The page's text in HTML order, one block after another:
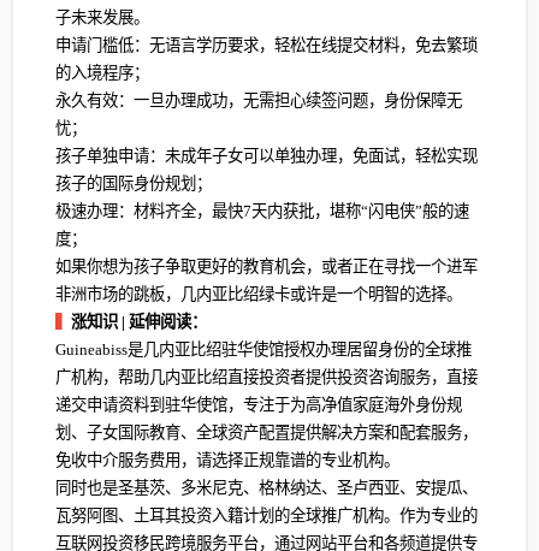
子未来发展。
申请门槛低：无语言学历要求，轻松在线提交材料，免去繁琐
的入境程序；
永久有效：一旦办理成功，无需担心续签问题，身份保障无
忧；
孩子单独申请：未成年子女可以单独办理，免面试，轻松实现
孩子的国际身份规划；
极速办理：材料齐全，最快7天内获批，堪称“闪电侠”般的速
度；
如果你想为孩子争取更好的教育机会，或者正在寻找一个进军
非洲市场的跳板，几内亚比绍绿卡或许是一个明智的选择。
涨知识 | 延伸阅读：
Guineabiss是几内亚比绍驻华使馆授权办理居留身份的全球推
广机构，帮助几内亚比绍直接投资者提供投资咨询服务，直接
递交申请资料到驻华使馆，专注于为高净值家庭海外身份规
划、子女国际教育、全球资产配置提供解决方案和配套服务，
免收中介服务费用，请选择正规靠谱的专业机构。
同时也是圣基茨、多米尼克、格林纳达、圣卢西亚、安提瓜、
瓦努阿图、土耳其投资入籍计划的全球推广机构。作为专业的
互联网投资移民跨境服务平台，通过网站平台和各频道提供专